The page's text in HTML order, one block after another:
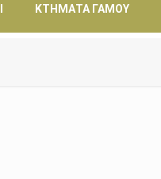
ΚΤΉΜΑΤΑ ΓΆΜΟΥ